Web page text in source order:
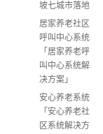
坡七城市落地
居家养老社区
呼叫中心系统
「居家养老呼
叫中心系统解
决方案」
安心养老系统
「安心养老社
区系统解决方